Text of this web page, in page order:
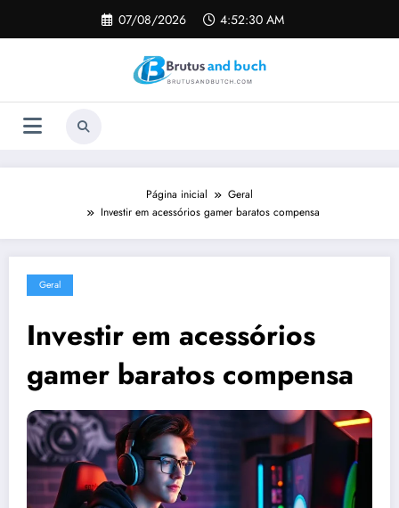
o
07/08/2026 4:52:31 AM
Página inicial
Geral
Investir em acessórios gamer baratos compensa
Geral
Investir em acessórios
gamer baratos compensa